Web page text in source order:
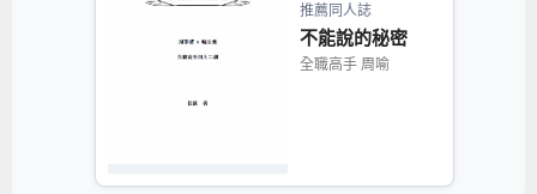
推薦同人誌
不能說的秘密
全職高手 周喻